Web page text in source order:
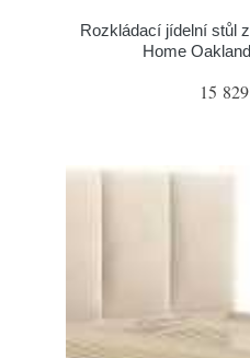
Rozkládací jídelní stůl
Home
15